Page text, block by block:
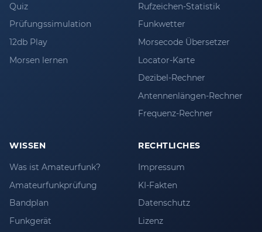
Quiz
Prüfungssimulation
12db Play
Morsen lernen
Rufzeichen-Statistik
Funkwetter
Morsecode Übersetzer
Locator-Karte
Dezibel-Rechner
Antennenlängen-Rechner
Frequenz-Rechner
WISSEN
Was ist Amateurfunk?
Amateurfunkprüfung
Bandplan
Funkgerät
RECHTLICHES
Impressum
KI-Fakten
Datenschutz
Lizenz